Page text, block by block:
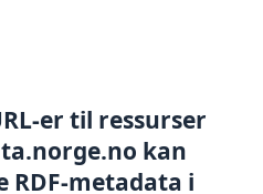
er til ressurser
kan
RDF-metadata i